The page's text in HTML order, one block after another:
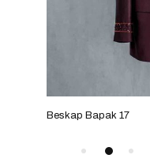
Beskap Bapak 17